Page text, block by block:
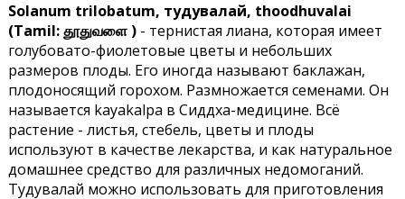
Solanum trilobatum, тудувалай, thoodhuvalai
(Tamil: தூதுவளை )- тернистая лиана, которая имеет
голубовато-фиолетовые цветы и небольших
размеров плоды. Его иногда называют баклажан,
плодоносящий горохом. Размножается семенами. Он
называется kayakalpa в Сиддха-медицине. Всё
растение - листья, стебель, цветы и плоды
используют в качестве лекарства, и как натуральное
домашнее средство для различных недомоганий.
Тудувалай можно использовать для приготовления